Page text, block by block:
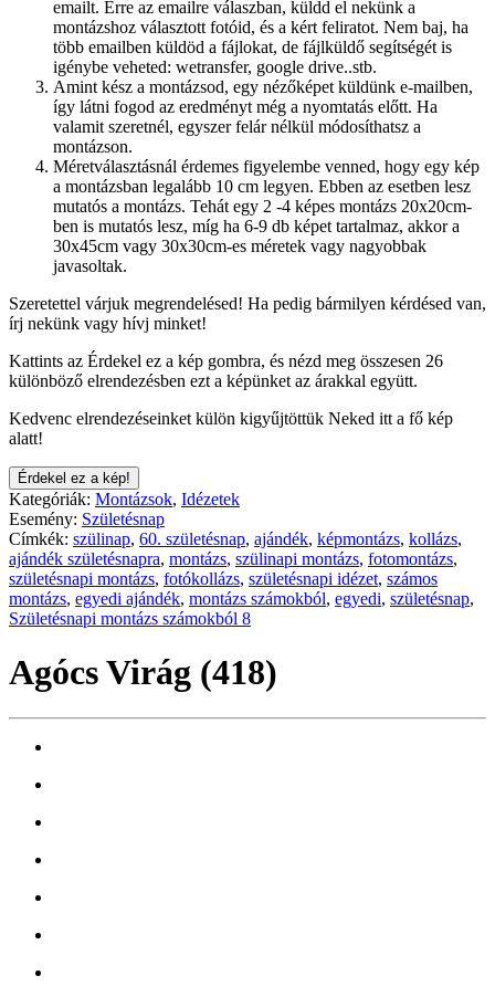
emailt. Erre az emailre válaszban, küldd el nekünk a
montázshoz választott fotóid, és a kért feliratot. Nem baj, ha
több emailben küldöd a fájlokat, de fájlküldő segítségét is
igénybe veheted: wetransfer, google drive..stb.
Amint kész a montázsod, egy nézőképet küldünk e-mailben,
így látni fogod az eredményt még a nyomtatás előtt. Ha
valamit szeretnél, egyszer felár nélkül módosíthatsz a
montázson.
Méretválasztásnál érdemes figyelembe venned, hogy egy kép
a montázsban legalább 10 cm legyen. Ebben az esetben lesz
mutatós a montázs. Tehát egy 2 -4 képes montázs 20x20cm-
ben is mutatós lesz, míg ha 6-9 db képet tartalmaz, akkor a
30x45cm vagy 30x30cm-es méretek vagy nagyobbak
javasoltak.
Szeretettel várjuk megrendelésed! Ha pedig bármilyen kérdésed van,
írj nekünk vagy hívj minket!
Kattints az Érdekel ez a kép gombra, és nézd meg összesen 26
különböző elrendezésben ezt a képünket az árakkal együtt.
Kedvenc elrendezéseinket külön kigyűjtöttük Neked itt a fő kép
alatt!
Érdekel ez a kép!
Kategóriák: Montázsok, Idézetek
Esemény: Születésnap
Címkék: szülinap, 60. születésnap, ajándék, képmontázs, kollázs,
ajándék születésnapra, montázs, szülinapi montázs, fotomontázs,
születésnapi montázs, fotókollázs, születésnapi idézet, számos
montázs, egyedi ajándék, montázs számokból, egyedi, születésnap,
Születésnapi montázs számokból 8
Agócs Virág (418)